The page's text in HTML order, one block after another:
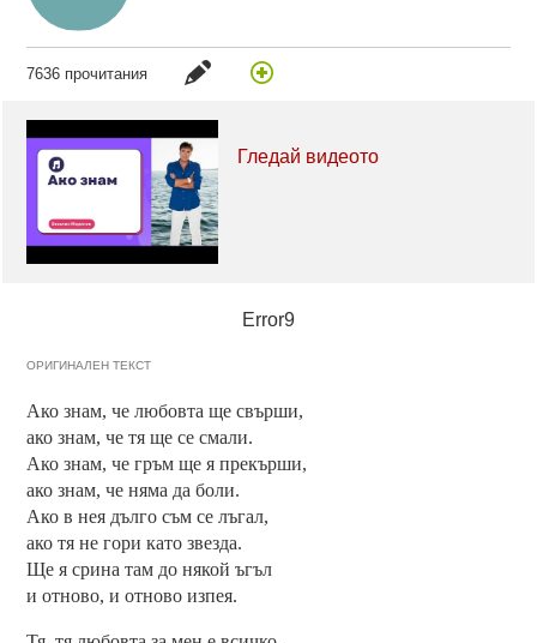
7636 прочитания
Гледай видеото
Error9
ОРИГИНАЛЕН ТЕКСТ
Ако знам, че любовта ще свърши,
ако знам, че тя ще се смали.
Ако знам, че гръм ще я прекърши,
ако знам, че няма да боли.
Ако в нея дълго съм се лъгал,
ако тя не гори като звезда.
Ще я срина там до някой ъгъл
и отново, и отново изпея.